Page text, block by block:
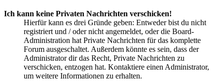
Ich kann keine Privaten Nachrichten verschicken!
Hierfür kann es drei Gründe geben: Entweder bist du nicht
registriert und / oder nicht angemeldet, oder die Board-
Administration hat Private Nachrichten für das komplette
Forum ausgeschaltet. Außerdem könnte es sein, dass der
Administrator dir das Recht, Private Nachrichten zu
verschicken, entzogen hat. Kontaktiere einen Administrator,
um weitere Informationen zu erhalten.